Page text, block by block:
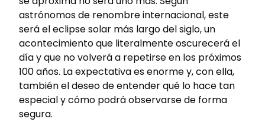
astrónomos de renombre internacional, este
será el eclipse solar más largo del siglo, un
acontecimiento que literalmente oscurecerá el
día y que no volverá a repetirse en los próximos
100 años. La expectativa es enorme y, con ella,
también el deseo de entender qué lo hace tan
especial y cómo podrá observarse de forma
segura.